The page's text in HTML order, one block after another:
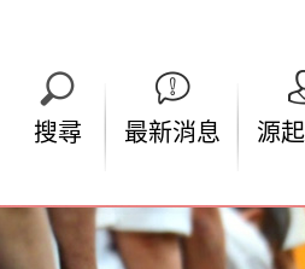
最新消息 源
搜尋